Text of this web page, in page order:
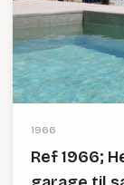
1966
Ref 1966;